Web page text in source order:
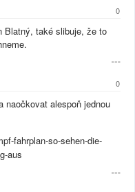
0
Blatný, také slibuje, že to
0
naočkovat alespoň jednou
fahrplan-so-sehen-die-
aus